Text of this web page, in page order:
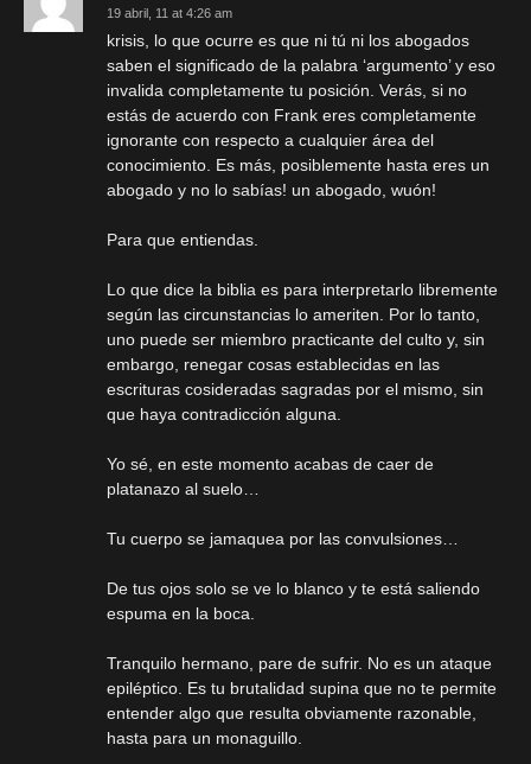
19 abril, 11 at 4:26 am
krisis, lo que ocurre es que ni tú ni los abogados
saben el significado de la palabra ‘argumento’ y eso
invalida completamente tu posición. Verás, si no
estás de acuerdo con Frank eres completamente
ignorante con respecto a cualquier área del
conocimiento. Es más, posiblemente hasta eres un
abogado y no lo sabías! un abogado, wuón!
Para que entiendas.
Lo que dice la biblia es para interpretarlo libremente
según las circunstancias lo ameriten. Por lo tanto,
uno puede ser miembro practicante del culto y, sin
embargo, renegar cosas establecidas en las
escrituras cosideradas sagradas por el mismo, sin
que haya contradicción alguna.
Yo sé, en este momento acabas de caer de
platanazo al suelo…
Tu cuerpo se jamaquea por las convulsiones…
De tus ojos solo se ve lo blanco y te está saliendo
espuma en la boca.
Tranquilo hermano, pare de sufrir. No es un ataque
epiléptico. Es tu brutalidad supina que no te permite
entender algo que resulta obviamente razonable,
hasta para un monaguillo.